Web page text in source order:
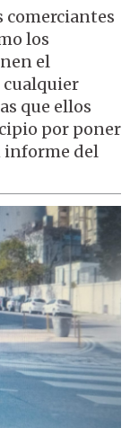
comerciantes
los
el
que ellos
por poner
informe del